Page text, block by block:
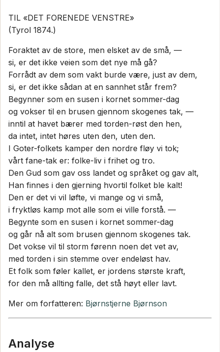
TIL «DET FORENEDE VENSTRE»
(Tyrol 1874.)
Foraktet av de store, men elsket av de små, —
si, er det ikke veien som det nye må gå?
Forrådt av dem som vakt burde være, just av dem,
si, er det ikke sådan at en sannhet står frem?
Begynner som en susen i kornet sommer-dag
og vokser til en brusen gjennom skogenes tak, —
inntil at havet bærer med torden-røst den hen,
da intet, intet høres uten den, uten den.
I Goter-folkets kamper den nordre fløy vi tok;
vårt fane-tak er: folke-liv i frihet og tro.
Den Gud som gav oss landet og språket og gav alt,
Han finnes i den gjerning hvortil folket ble kalt!
Den er det vi vil løfte, vi mange og vi små,
i fryktløs kamp mot alle som ei ville forstå. —
Begynte som en susen i kornet sommer-dag
og går nå alt som brusen gjennom skogenes tak.
Det vokse vil til storm førenn noen det vet av,
med torden i sin stemme over endeløst hav.
Et folk som føler kallet, er jordens største kraft,
for den må allting falle, det stå høyt eller lavt.
Mer om forfatteren: Bjørnstjerne Bjørnson
Analyse